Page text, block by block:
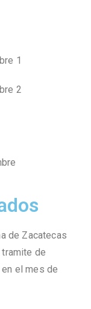
1
2
de Zacatecas
tramite de
en el mes de